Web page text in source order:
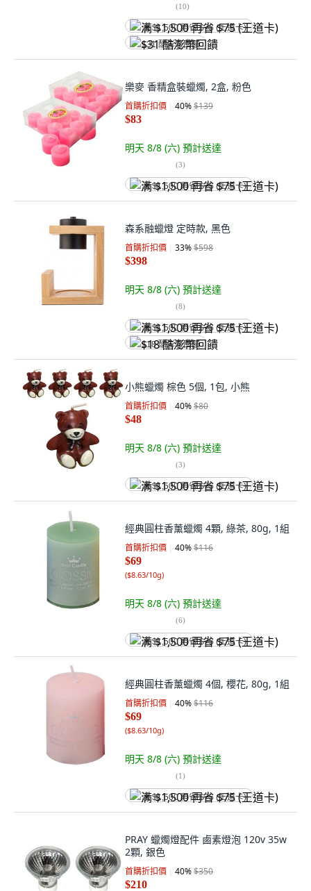
(10)
满 $1,500 再省 $75 (王道卡)
$31 酷澎幣回饋
樂麥 香精盒裝蠟燭, 2盒, 粉色
首購折扣價 40%$139
$83
明天 8/8 (六) 預計送達
(3)
满 $1,500 再省 $75 (王道卡)
森系融蠟燈 定時款, 黑色
首購折扣價 33%$598
$398
明天 8/8 (六) 預計送達
(8)
满 $1,500 再省 $75 (王道卡)
$18 酷澎幣回饋
小熊蠟燭 棕色 5個, 1包, 小熊
首購折扣價 40%$80
$48
明天 8/8 (六) 預計送達
(3)
满 $1,500 再省 $75 (王道卡)
經典圓柱香薰蠟燭 4顆, 綠茶, 80g, 1組
首購折扣價 40%$116
$69
($8.63/10g)
明天 8/8 (六) 預計送達
(6)
满 $1,500 再省 $75 (王道卡)
經典圓柱香薰蠟燭 4個, 櫻花, 80g, 1組
首購折扣價 40%$116
$69
($8.63/10g)
明天 8/8 (六) 預計送達
(1)
满 $1,500 再省 $75 (王道卡)
PRAY 蠟燭燈配件 鹵素燈泡 120v 35w
2顆, 銀色
首購折扣價 40%$350
$210